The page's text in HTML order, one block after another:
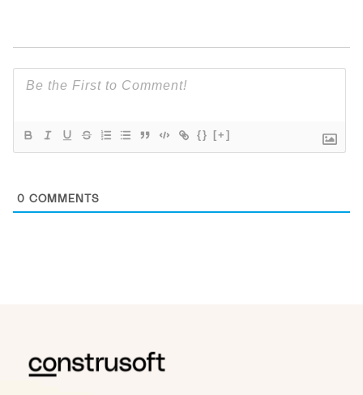
{} [+]
0 COMMENTS